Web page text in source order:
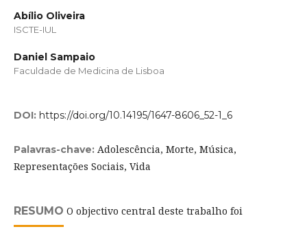
Abílio Oliveira
ISCTE-IUL
Daniel Sampaio
Faculdade de Medicina de Lisboa
DOI: https://doi.org/10.14195/1647-8606_52-1_6
Palavras-chave: Adolescência, Morte, Música,
Representações Sociais, Vida
RESUMO O objectivo central deste trabalho foi